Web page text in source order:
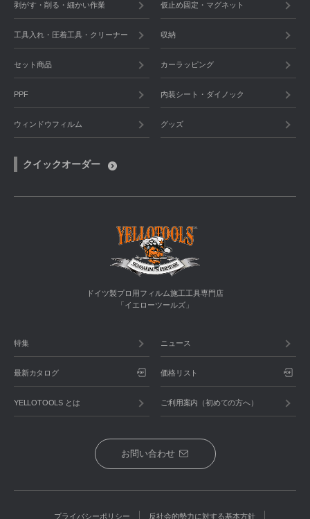
剥がす・削る・細かい作業 仮止め固定・マグネット
工具入れ・圧着工具・クリーナー 収納
セット商品 カーラッピング
PPF 内装シート・ダイノック
ウィンドウフィルム グッズ
クイックオーダー
ドイツ製プロ用フィルム施工工具専門店
「イエローツールズ」
特集 ニュース
最新カタログ 価格リスト
YELLOTOOLS とは ご利用案内（初めての方へ）
お問い合わせ
プライバシーポリシー 反社会的勢力に対する基本方針